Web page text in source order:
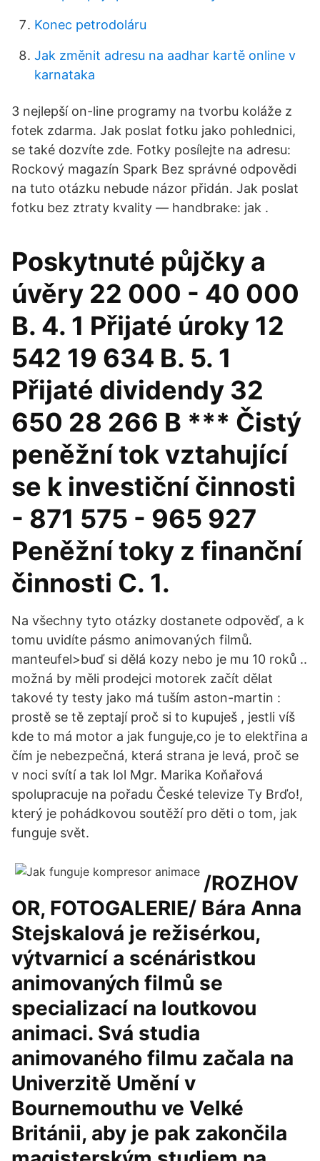
Konec petrodoláru
Jak změnit adresu na aadhar kartě online v
karnataka
3 nejlepší on-line programy na tvorbu koláže z
fotek zdarma. Jak poslat fotku jako pohlednici,
se také dozvíte zde. Fotky posílejte na adresu:
Rockový magazín Spark Bez správné odpovědi
na tuto otázku nebude názor přidán. Jak poslat
fotku bez ztraty kvality — handbrake: jak .
Poskytnuté půjčky a
úvěry 22 000 - 40 000
B. 4. 1 Přijaté úroky 12
542 19 634 B. 5. 1
Přijaté dividendy 32
650 28 266 B *** Čistý
peněžní tok vztahující
se k investiční činnosti
- 871 575 - 965 927
Peněžní toky z finanční
činnosti C. 1.
Na všechny tyto otázky dostanete odpověď, a k
tomu uvidíte pásmo animovaných filmů.
manteufel>buď si dělá kozy nebo je mu 10 roků ..
možná by měli prodejci motorek začít dělat
takové ty testy jako má tuším aston-martin :
prostě se tě zeptají proč si to kupuješ , jestli víš
kde to má motor a jak funguje,co je to elektřina a
čím je nebezpečná, která strana je levá, proč se
v noci svítí a tak lol Mgr. Marika Koňařová
spolupracuje na pořadu České televize Ty Brďo!,
který je pohádkovou soutěží pro děti o tom, jak
funguje svět.
/ROZHOV
OR, FOTOGALERIE/ Bára Anna
Stejskalová je režisérkou,
výtvarnicí a scénáristkou
animovaných filmů se
specializací na loutkovou
animaci. Svá studia
animovaného filmu začala na
Univerzitě Umění v
Bournemouthu ve Velké
Británii, aby je pak zakončila